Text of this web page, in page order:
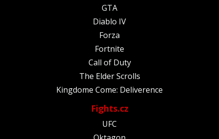
GTA
Diablo IV
Forza
Fortnite
Call of Duty
The Elder Scrolls
Kingdome Come: Deliverence
Fights.cz
UFC